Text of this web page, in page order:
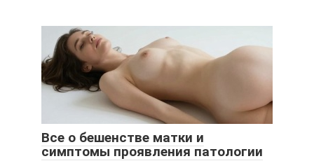
Все о бешенстве матки и
симптомы проявления патологии